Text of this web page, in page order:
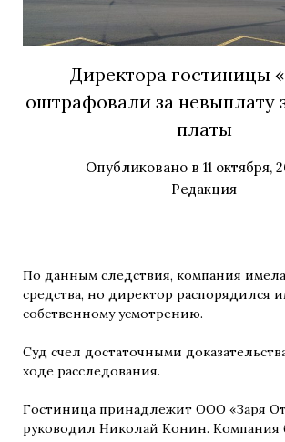
Директора гостиницы
оштрафовали за невыплату
платы
Опубликовано в 11 октября,
Редакция
По данным следствия, компания имела
средства, но директор распорядился
собственному усмотрению.
Суд счел достаточными
ходе расследования.
Гостиница принадлежит ООО «Заря
руководил Николай Конин. Компания